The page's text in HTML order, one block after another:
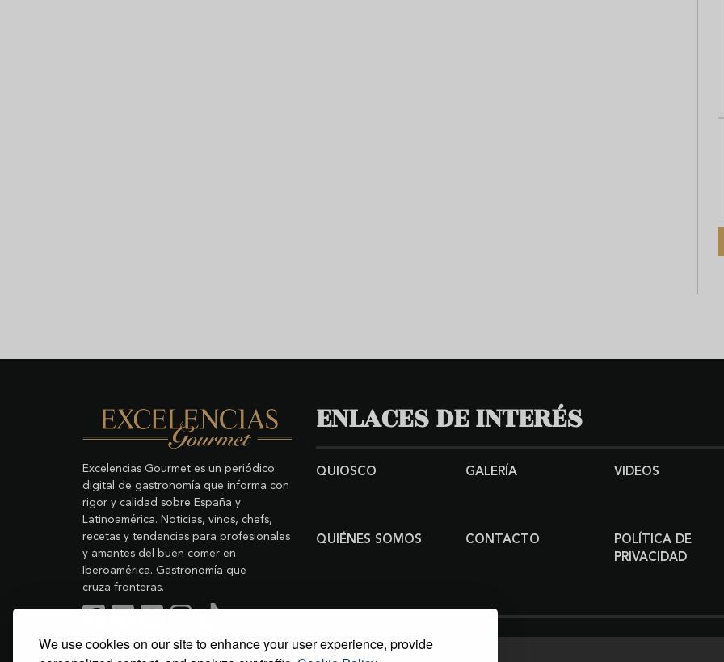
We use cookies on our site to enhance your user experience, provide
Excelencias Gourmet es un periódico
digital de gastronomía que informa con
rigor y calidad sobre España y
Latinoamérica. Noticias, vinos, chefs,
recetas y tendencias para profesionales
y amantes del buen comer en
Iberoamérica. Gastronomía que
cruza fronteras.
Copyright © 2011-2026 Excelencias Gourmet.
ENLACES DE INTERÉS
QUIOSCO GALERÍA VIDEOS
QUIÉNES SOMOS CONTACTO
POLÍTICA DE
PRIVACIDAD
Buscar